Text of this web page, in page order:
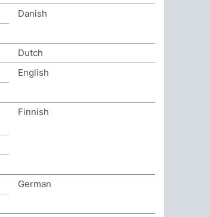
Danish
Dutch
English
Finnish
German